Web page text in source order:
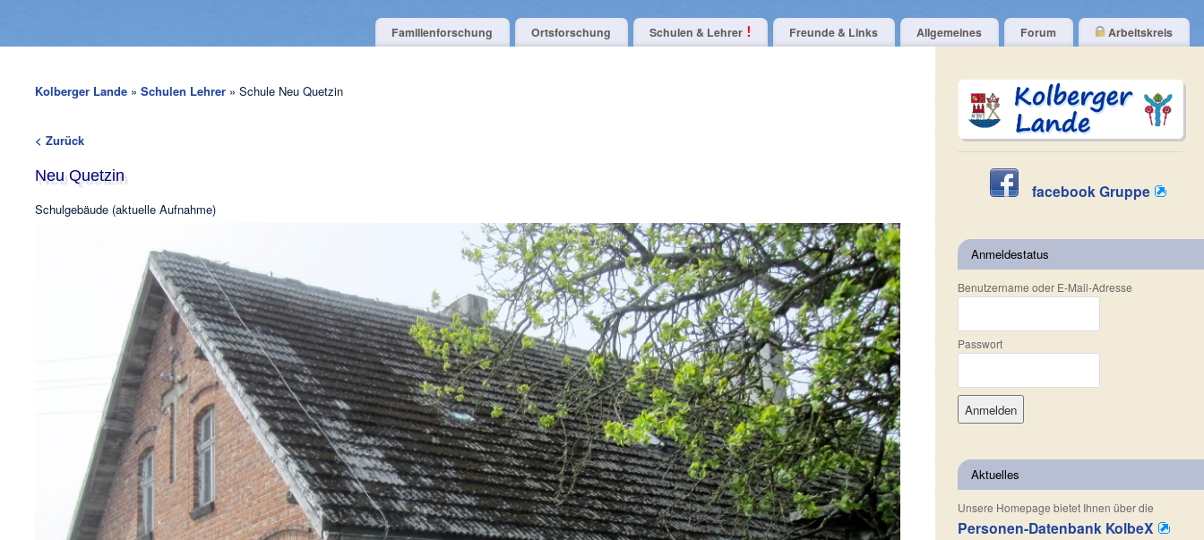
Familienforschung Ortsforschung Schulen & Lehrer Freunde & Links Allgemeines Forum Arbeitskreis
Kolberger Lande » Schulen Lehrer » Schule Neu Quetzin
< Zurück
Neu Quetzin
Schulgebäude (aktuelle Aufnahme)
facebook Gruppe
Anmeldestatus
Benutzername oder E-Mail-Adresse
Passwort
Aktuelles
Unsere Homepage bietet Ihnen über die
Personen-Datenbank KolbeX